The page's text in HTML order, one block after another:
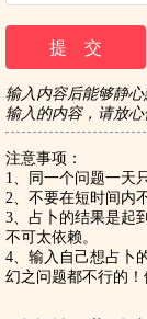
输入内容后能够静
输入的内容，请放心
注意事项：
1、同一个问题一天
2、不要在短时间内
3、占卜的结果是起
不可太依赖。
4、输入自己想占卜
幻之问题都不行的！